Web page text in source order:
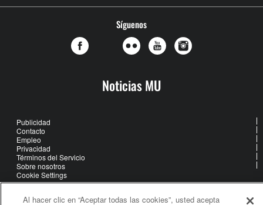
Síguenos
Noticias MU
Publicidad
Contacto
Empleo
Privacidad
Términos del Servicio
Sobre nosotros
Cookie Settings
Al hacer clic en “Aceptar todas las cookies”, usted acepta